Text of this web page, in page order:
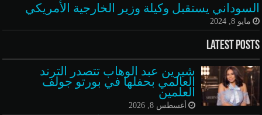
السوداني يستقبل وكيلة وزير الخارجية الأمريكي
مايو 8, 2024
Latest Posts
شيرين عبد الوهاب تتصدر الترند
العالمي بحفلها في بورتو جولف
العلمين
أغسطس 8, 2026